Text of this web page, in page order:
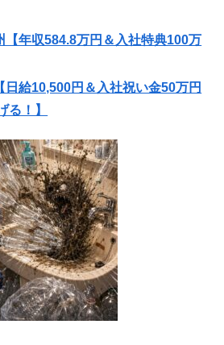
【年収584.8万円＆入社特典100万
給10,500円＆入社祝い金50万円
！】